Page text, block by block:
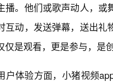
播。他们或歌声动人，
互动，发送弹幕，送出
仅是观看，更是参与，是
户体验方面，小猪视频